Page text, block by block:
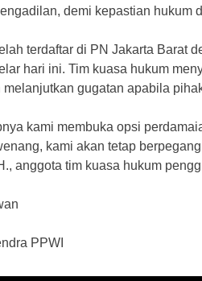
demi kepastian hukum
terdaftar di PN Jakarta Barat
hari ini. Tim kuasa hukum
melanjutkan gugatan apabila
kami membuka opsi
kami akan tetap
anggota tim kuasa hukum
PPWI